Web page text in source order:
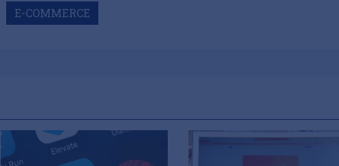
E-COMMERCE